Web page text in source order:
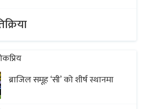
ब्राजिल समूह ‘सी’ को शीर्ष स्थानमा